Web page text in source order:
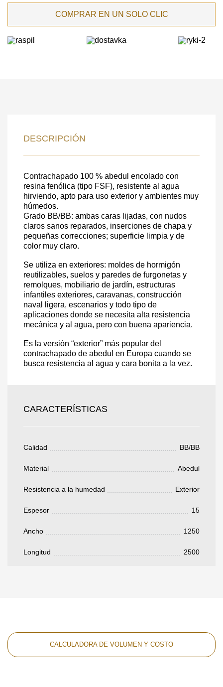
COMPRAR EN UN SOLO CLIC
DESCRIPCIÓN
Contrachapado 100 % abedul encolado con
resina fenólica (tipo FSF), resistente al agua
hirviendo, apto para uso exterior y ambientes muy
húmedos.
Grado BB/BB: ambas caras lijadas, con nudos
claros sanos reparados, inserciones de chapa y
pequeñas correcciones; superficie limpia y de
color muy claro.
Se utiliza en exteriores: moldes de hormigón
reutilizables, suelos y paredes de furgonetas y
remolques, mobiliario de jardín, estructuras
infantiles exteriores, caravanas, construcción
naval ligera, escenarios y todo tipo de
aplicaciones donde se necesita alta resistencia
mecánica y al agua, pero con buena apariencia.
Es la versión “exterior” más popular del
contrachapado de abedul en Europa cuando se
busca resistencia al agua y cara bonita a la vez.
CARACTERÍSTICAS
Calidad BB/BB
Material Abedul
Resistencia a la humedad Exterior
Espesor 15
Ancho 1250
Longitud 2500
CALCULADORA DE VOLUMEN Y COSTO
DATOS PARA REVERTIR
COMUNICACIONES A PEDIDO
Nombre
Costo unitario:
Su pedido:
Cantidad:350 ud
Acepto el procesamientodatos personales.
Total a pagar:
Después de enviar su solicitud, nos
y discutiremos los métodos de pago y entrega.